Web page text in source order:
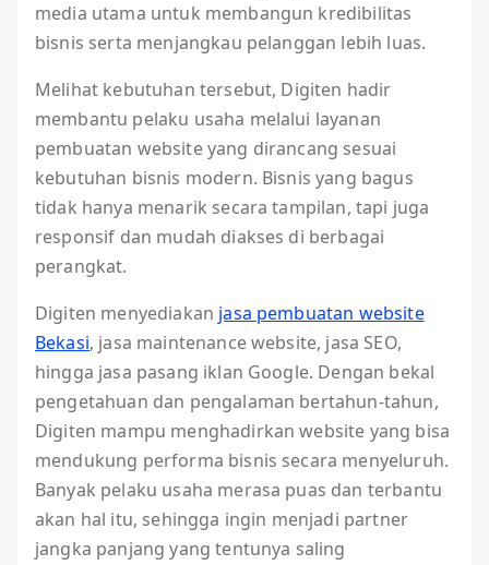
media utama untuk membangun kredibilitas
bisnis serta menjangkau pelanggan lebih luas.
Melihat kebutuhan tersebut, Digiten hadir
membantu pelaku usaha melalui layanan
pembuatan website yang dirancang sesuai
kebutuhan bisnis modern. Bisnis yang bagus
tidak hanya menarik secara tampilan, tapi juga
responsif dan mudah diakses di berbagai
perangkat.
Digiten menyediakan jasa pembuatan website
Bekasi, jasa maintenance website, jasa SEO,
hingga jasa pasang iklan Google. Dengan bekal
pengetahuan dan pengalaman bertahun-tahun,
Digiten mampu menghadirkan website yang bisa
mendukung performa bisnis secara menyeluruh.
Banyak pelaku usaha merasa puas dan terbantu
akan hal itu, sehingga ingin menjadi partner
jangka panjang yang tentunya saling